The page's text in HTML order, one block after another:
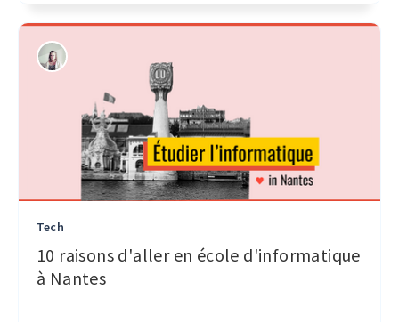
Tech
10 raisons d'aller en école d'informatique
à Nantes